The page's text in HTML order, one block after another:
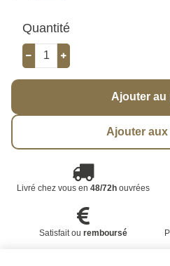
Quantité
Ajouter au
Ajouter
Livré chez vous en 48/72houvrées
Satisfait ou remboursé